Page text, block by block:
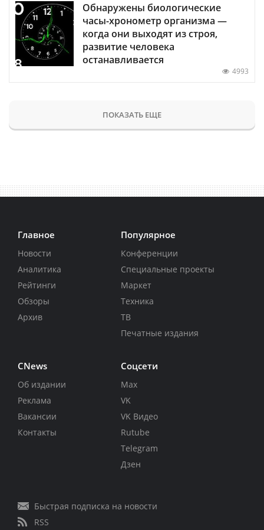
Обнаружены биологические
часы-хронометр организма —
когда они выходят из строя,
развитие человека
останавливается
4993
ПОКАЗАТЬ ЕЩЕ
Главное
Новости
Аналитика
Рейтинги
Обзоры
Архив
Популярное
Конференции
Специальные проекты
Маркет
Техника
ТВ
Печатные издания
CNews
Об издании
Реклама
Вакансии
Контакты
Соцсети
Max
VK
VK Видео
Rutube
Telegram
Дзен
Быстрая подписка на новости
RSS